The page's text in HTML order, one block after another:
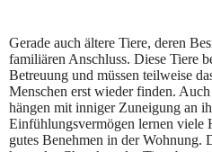
Gerade auch ältere Tiere, deren
familiären Anschluss. Diese Tiere
Betreuung und müssen teilweise
Menschen erst wieder finden.
hängen mit inniger Zuneigung an
Einfühlungsvermögen lernen viele
gutes Benehmen in der Wohnung.